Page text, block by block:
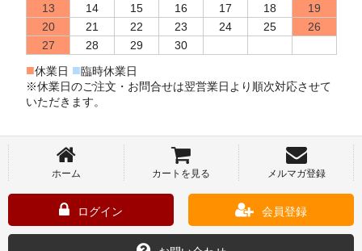
13
14 15 16 17 18
19
20
21 22 23 24 25
26
27
28 29 30
■休業日 ■臨時休業日
※休業日のご注文・お問合せは翌営業日より順次対応させて
いただきます。
ホーム カートを見る メルマガ登録
ログイン 会員登録